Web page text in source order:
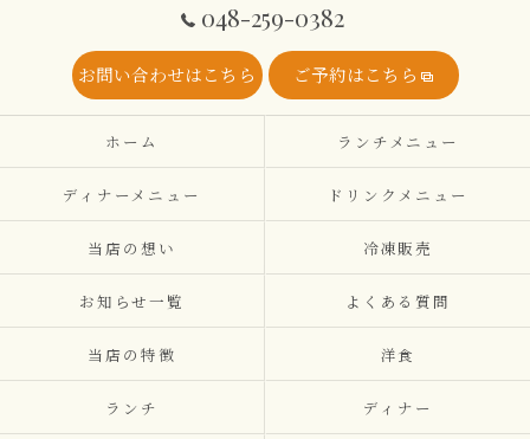
048-259-0382
お問い合わせはこちら ご予約はこちら
ホーム ランチメニュー
ディナーメニュー ドリンクメニュー
当店の想い 冷凍販売
お知らせ一覧 よくある質問
当店の特徴 洋食
ランチ ディナー